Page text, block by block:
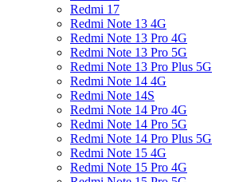
Redmi 17
Redmi Note 13 4G
Redmi Note 13 Pro 4G
Redmi Note 13 Pro 5G
Redmi Note 13 Pro Plus 5G
Redmi Note 14 4G
Redmi Note 14S
Redmi Note 14 Pro 4G
Redmi Note 14 Pro 5G
Redmi Note 14 Pro Plus 5G
Redmi Note 15 4G
Redmi Note 15 Pro 4G